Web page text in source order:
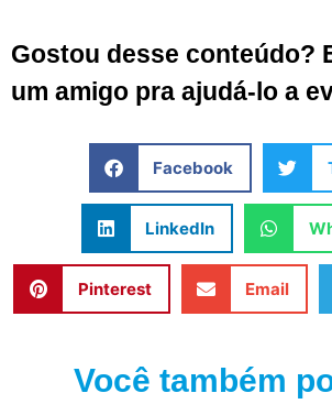
Gostou desse conteúdo?
um amigo pra ajudá-lo a
Facebook
LinkedIn
Pinterest Email
Você também